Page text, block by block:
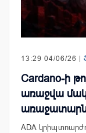
13:29 04/06/26 |
Cardano-ի
առաջվա
ADA